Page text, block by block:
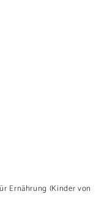
Ernährung (Kinder von